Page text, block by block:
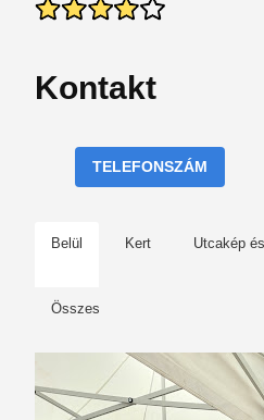
Kontakt
TELEFONSZÁM
Belül Kert Utcakép
Összes